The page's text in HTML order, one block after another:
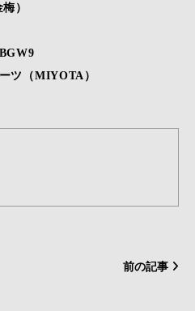
）
ツ（MIYOTA）
前の記事